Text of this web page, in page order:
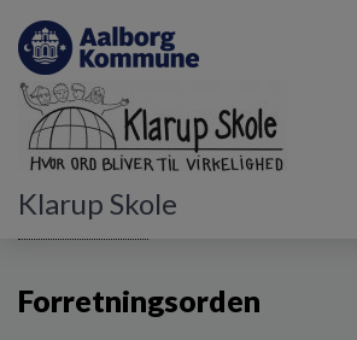
Klarup Skole
Skolebestyrelsen
Forretningsorden